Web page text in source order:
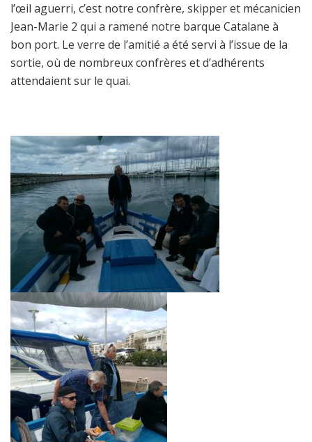
l’œil aguerri, c’est notre confrère, skipper et mécanicien
Jean-Marie 2 qui a ramené notre barque Catalane à
bon port. Le verre de l’amitié a été servi à l’issue de la
sortie, où de nombreux confrères et d’adhérents
attendaient sur le quai.